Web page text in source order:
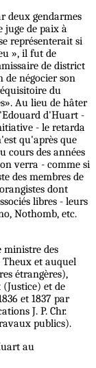
deux gendarmes
juge de paix à
représenterait si
», il fut de
de district
négocier son
du
Au lieu de hâter
d'Huart -
- le retarda
qu'après que
cours des années
verra - comme si
des membres de
dont
libres - leurs
Nothomb, etc.
ministre des
Theux et auquel
étrangères),
et de
et 1837 par
J. P. Chr.
publics).
au